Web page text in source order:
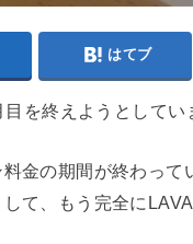
はてブ
を終えようとしてい
金の期間が終わっ
て、もう完全に